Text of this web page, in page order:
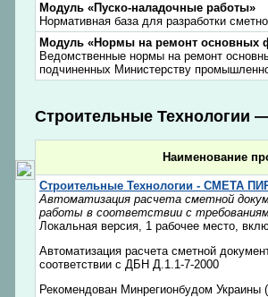
Модуль «Пуско-наладочные работы»
Нормативная база для разработки
Модуль «Нормы на ремонт основных
Ведомственные нормы на ремонт
подчиненных Министерству
Строительные Технологии
Наименование
Строительные Технологии - СМЕТА
Автоматизация расчета сметной
работы в соответствии с
Локальная версия, 1 рабочее место,
Автоматизация расчета сметной
соответствии с ДБН Д.1.1-7-2000
Рекомендован Минрегионбудом